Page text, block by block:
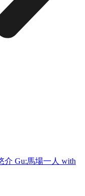
介 Gu:馬場一人 with